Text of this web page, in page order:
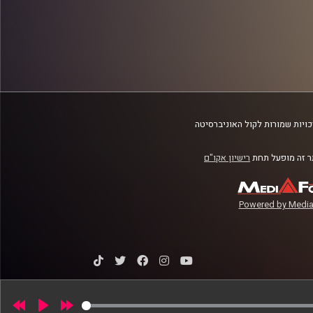
שמורות לקול האוניברסיטה
זה מופעל תחת רישיון אקו"ם
Powered by